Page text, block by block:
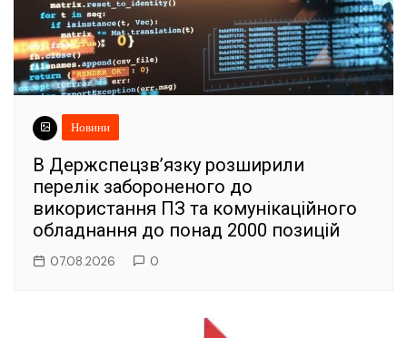
Новини
В Держспецзв’язку розширили
перелік забороненого до
використання ПЗ та комунікаційного
обладнання до понад 2000 позицій
07.08.2026 0